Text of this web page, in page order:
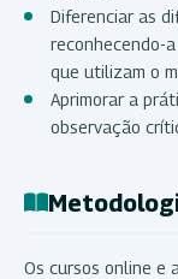
Diferenciar as
reconhecendo-
que utilizam o
Aprimorar a
observação
Os cursos online e